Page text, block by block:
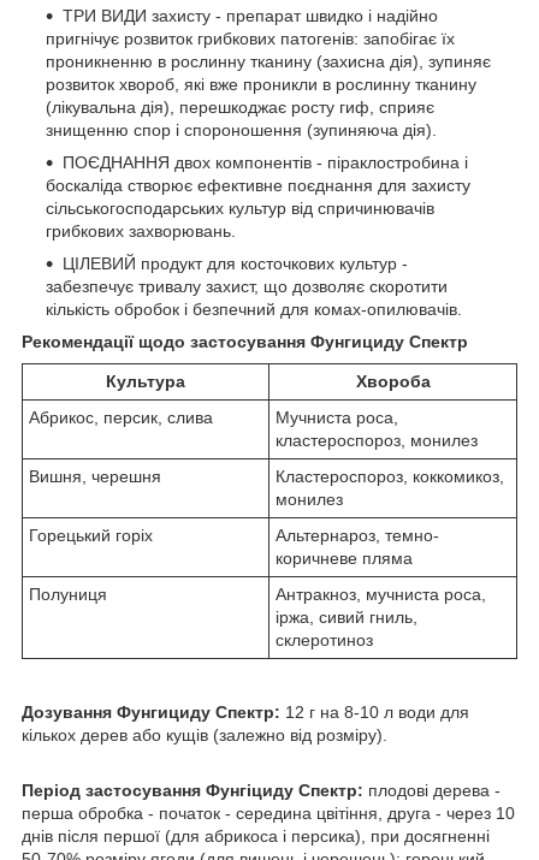
ТРИ ВИДИ захисту - препарат швидко і надійно
пригнічує розвиток грибкових патогенів: запобігає їх
проникненню в рослинну тканину (захисна дія), зупиняє
розвиток хвороб, які вже проникли в рослинну тканину
(лікувальна дія), перешкоджає росту гиф, сприяє
знищенню спор і спороношення (зупиняюча дія).
ПОЄДНАННЯ двох компонентів - піраклостробина і
боскаліда створює ефективне поєднання для захисту
сільськогосподарських культур від спричинювачів
грибкових захворювань.
ЦІЛЕВИЙ продукт для косточкових культур -
забезпечує тривалу захист, що дозволяє скоротити
кількість обробок і безпечний для комах-опилювачів.
Рекомендації щодо застосування Фунгициду Спектр
Культура
Хвороба
Абрикос, персик, слива
Мучниста роса,
кластероспороз, монилез
Вишня, черешня
Кластероспороз, коккомикоз,
монилез
Горецький горіх
Альтернароз, темно-
коричневе пляма
Полуниця
Антракноз, мучниста роса,
іржа, сивий гниль,
склеротиноз
Дозування Фунгициду Спектр: 12 г на 8-10 л води для
кiлькох дерев або кущiв (залежно вiд розмiру).
Перiод застосування Фунгiциду Спектр: плодовi дерева -
перша обробка - початок - середина цвiтiння, друга - через 10
днiв пiсля першої (для абрикоса i персика), при досягненнi